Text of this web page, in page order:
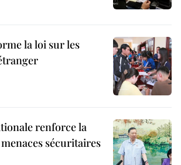
la loi sur les
renforce la
sécuritaires